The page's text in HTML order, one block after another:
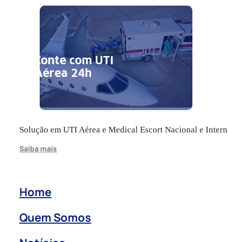
Conte com UTI
Aérea 24h
Solução em UTI Aérea e Medical Escort Nacional e
Saiba mais
Home
Quem Somos